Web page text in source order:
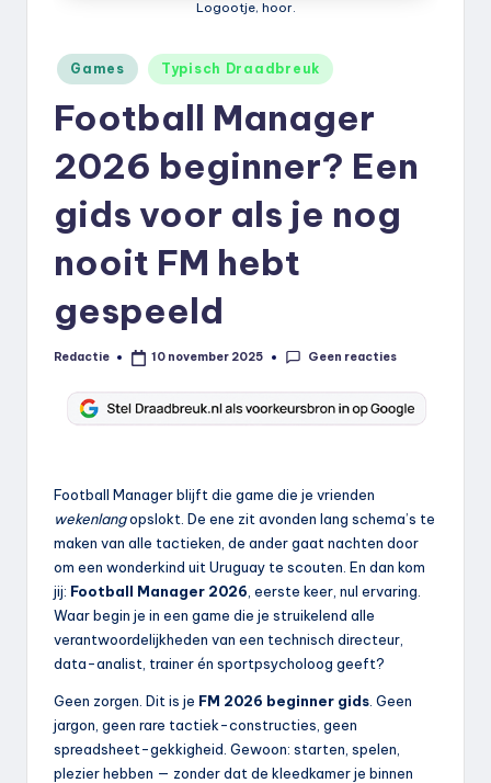
Logootje, hoor.
Geplaatst
in
Games Typisch Draadbreuk
Football Manager
2026 beginner? Een
gids voor als je nog
nooit FM hebt
gespeeld
Geplaatst
Redactie 10 november 2025 Geen reacties
Football Manager blijft die game die je vrienden
wekenlangopslokt. De ene zit avonden lang schema’s te
maken van alle tactieken, de ander gaat nachten door
om een wonderkind uit Uruguay te scouten. En dan kom
jij: Football Manager 2026 , eerste keer, nul ervaring.
Waar begin je in een game die je struikelend alle
verantwoordelijkheden van een technisch directeur,
data-analist, trainer én sportpsycholoog geeft?
Geen zorgen. Dit is je FM 2026 beginner gids . Geen
jargon, geen rare tactiek-constructies, geen
spreadsheet-gekkigheid. Gewoon: starten, spelen,
plezier hebben — zonder dat de kleedkamer je binnen